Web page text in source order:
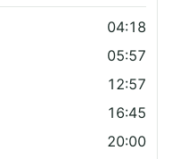
04:18
05:57
12:57
16:45
20:00